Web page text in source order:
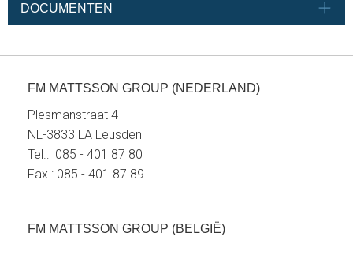
DOCUMENTEN
FM MATTSSON GROUP (NEDERLAND)
Plesmanstraat 4
NL-3833 LA Leusden
Tel.: 085 - 401 87 80
Fax.: 085 - 401 87 89
FM MATTSSON GROUP (BELGIË)